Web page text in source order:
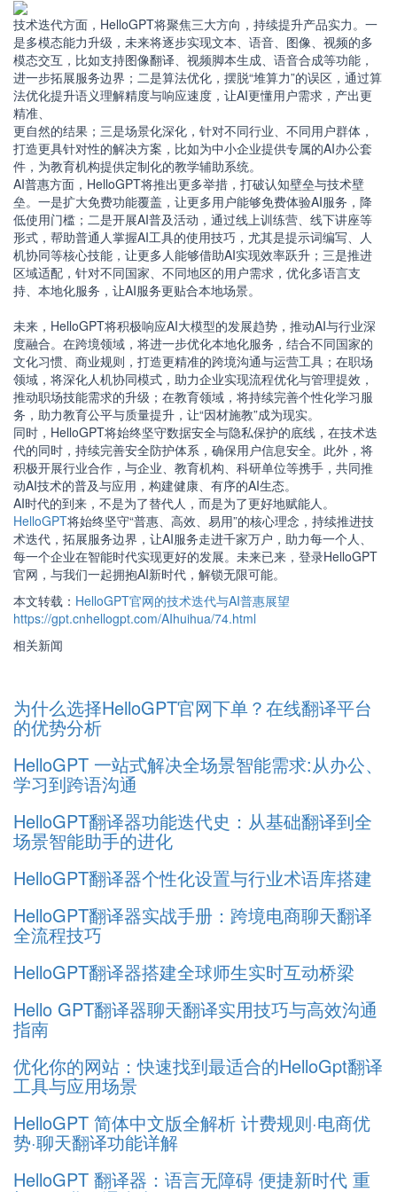
技术迭代方面，HelloGPT将聚焦三大方向，持续提升产品实力。一
是多模态能力升级，未来将逐步实现文本、语音、图像、视频的多
模态交互，比如支持图像翻译、视频脚本生成、语音合成等功能，
进一步拓展服务边界；二是算法优化，摆脱“堆算力”的误区，通过算
法优化提升语义理解精度与响应速度，让AI更懂用户需求，产出更
精准、
更自然的结果；三是场景化深化，针对不同行业、不同用户群体，
打造更具针对性的解决方案，比如为中小企业提供专属的AI办公套
件，为教育机构提供定制化的教学辅助系统。
AI普惠方面，HelloGPT将推出更多举措，打破认知壁垒与技术壁
垒。一是扩大免费功能覆盖，让更多用户能够免费体验AI服务，降
低使用门槛；二是开展AI普及活动，通过线上训练营、线下讲座等
形式，帮助普通人掌握AI工具的使用技巧，尤其是提示词编写、人
机协同等核心技能，让更多人能够借助AI实现效率跃升；三是推进
区域适配，针对不同国家、不同地区的用户需求，优化多语言支
持、本地化服务，让AI服务更贴合本地场景。
未来，HelloGPT将积极响应AI大模型的发展趋势，推动AI与行业深
度融合。在跨境领域，将进一步优化本地化服务，结合不同国家的
文化习惯、商业规则，打造更精准的跨境沟通与运营工具；在职场
领域，将深化人机协同模式，助力企业实现流程优化与管理提效，
推动职场技能需求的升级；在教育领域，将持续完善个性化学习服
务，助力教育公平与质量提升，让“因材施教”成为现实。
同时，HelloGPT将始终坚守数据安全与隐私保护的底线，在技术迭
代的同时，持续完善安全防护体系，确保用户信息安全。此外，将
积极开展行业合作，与企业、教育机构、科研单位等携手，共同推
动AI技术的普及与应用，构建健康、有序的AI生态。
AI时代的到来，不是为了替代人，而是为了更好地赋能人。
HelloGPT将始终坚守“普惠、高效、易用”的核心理念，持续推进技
术迭代，拓展服务边界，让AI服务走进千家万户，助力每一个人、
每一个企业在智能时代实现更好的发展。未来已来，登录HelloGPT
官网，与我们一起拥抱AI新时代，解锁无限可能。
本文转载： HelloGPT官网的技术迭代与AI普惠展望
https://gpt.cnhellogpt.com/AIhuihua/74.html
相关新闻
为什么选择HelloGPT官网下单？在线翻译平台
的优势分析
HelloGPT 一站式解决全场景智能需求:从办公、
学习到跨语沟通
HelloGPT翻译器功能迭代史：从基础翻译到全
场景智能助手的进化
HelloGPT翻译器个性化设置与行业术语库搭建
HelloGPT翻译器实战手册：跨境电商聊天翻译
全流程技巧
HelloGPT翻译器搭建全球师生实时互动桥梁
Hello GPT翻译器聊天翻译实用技巧与高效沟通
指南
优化你的网站：快速找到最适合的HelloGpt翻译
工具与应用场景
HelloGPT 简体中文版全解析 计费规则·电商优
势·聊天翻译功能详解
HelloGPT 翻译器：语言无障碍 便捷新时代 重